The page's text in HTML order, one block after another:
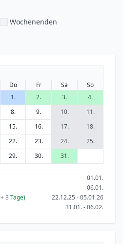
Wochenenden
Do Fr Sa
So
1.
2. 3.
4.
8. 9. 10.
11.
15. 16. 17.
18.
22. 23. 24.
25.
29. 30. 31.
01.01.
06.01.
+ 3 Tage)
22.12.25 - 05.01.26
31.01. - 06.02.